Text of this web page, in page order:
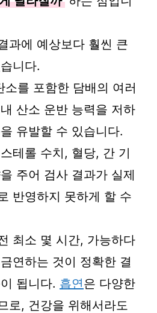
과에 예상보다 훨씬 큰
니다.
소를 포함한 담배의 여러
산소 운반 능력을 저하
유발할 수 있습니다.
테롤 수치, 혈당, 간 기
주어 검사 결과가 실제
반영하지 못하게 할 수
최소 몇 시간, 가능하다
연하는 것이 정확한 결
됩니다. 흡연은 다양한
로, 건강을 위해서라도